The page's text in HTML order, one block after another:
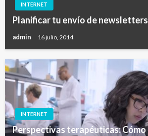
INTERNET
Planificar tu envío de newsletters
admin 16 julio, 2014
INTERNET
Perspectivas terapéuticas: Cómo